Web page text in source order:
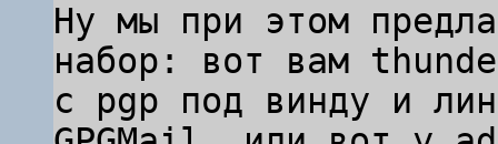
Ну мы при этом
набор: вот вам
с pgp под винду и